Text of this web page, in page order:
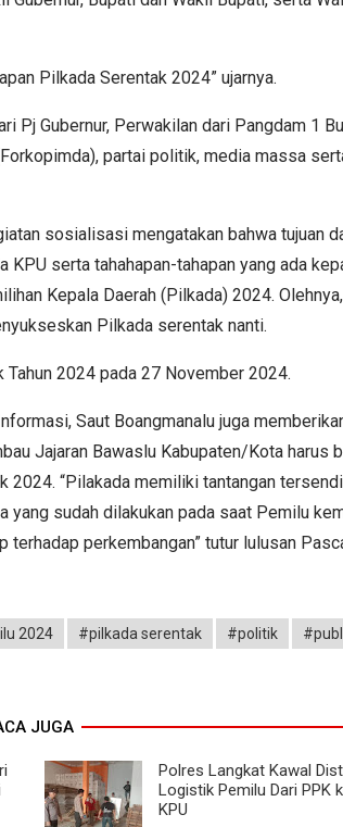
Pilkada Serentak 2024” ujarnya.
Pj Gubernur, Perwakilan dari Pangdam 1
partai politik, media massa
sosialisasi mengatakan bahwa tujuan
serta tahahapan-tahapan yang ada
Kepala Daerah (Pilkada) 2024.
Pilkada serentak nanti.
2024 pada 27 November 2024.
Saut Boangmanalu juga
Jajaran Bawaslu Kabupaten/Kota harus
2024. “Pilakada memiliki tantangan
sudah dilakukan pada saat Pemilu
perkembangan” tutur lulusan
2024 #pilkada serentak #politik
JUGA
Polres Langkat Kawal
Logistik Pemilu Dari PPK
KPU